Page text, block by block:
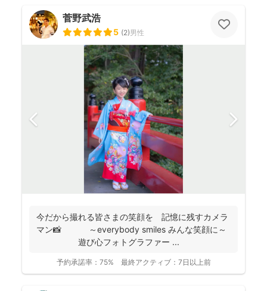
菅野武浩
5 (2)男性
今だから撮れる皆さまの笑顔を 記憶に残すカメラ
マン📸 ～everybody smiles みんな笑顔に～
遊び心フォトグラファー ...
予約承諾率： 75% 最終アクティブ： 7日以上前